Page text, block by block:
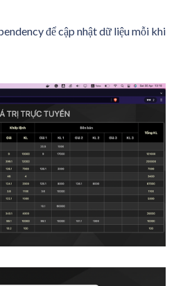
để cập nhật dữ liệu mỗi khi